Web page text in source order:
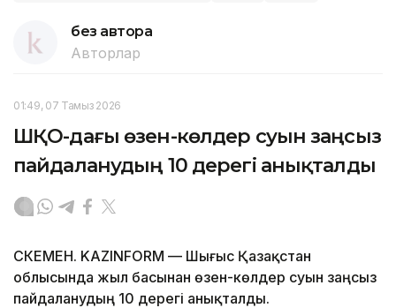
без автора
Авторлар
01:49, 07 Тамыз 2026
ШҚО-дағы өзен-көлдер суын заңсыз
пайдаланудың 10 дерегі анықталды
ӨСКЕМЕН. KAZINFORM — Шығыс Қазақстан
облысында жыл басынан өзен-көлдер суын заңсыз
пайдаланудың 10 дерегі анықталды.